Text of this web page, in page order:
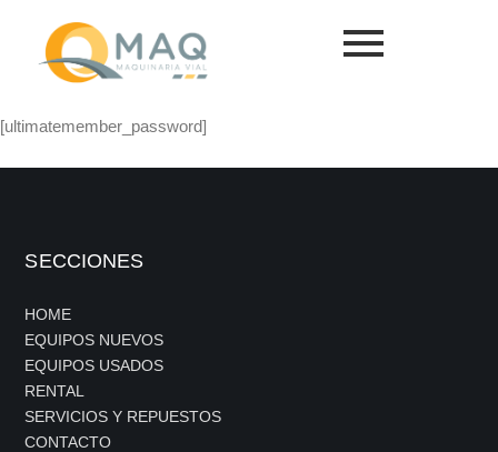
[ultimatemember_password]
SECCIONES
HOME
EQUIPOS NUEVOS
EQUIPOS USADOS
RENTAL
SERVICIOS Y REPUESTOS
CONTACTO